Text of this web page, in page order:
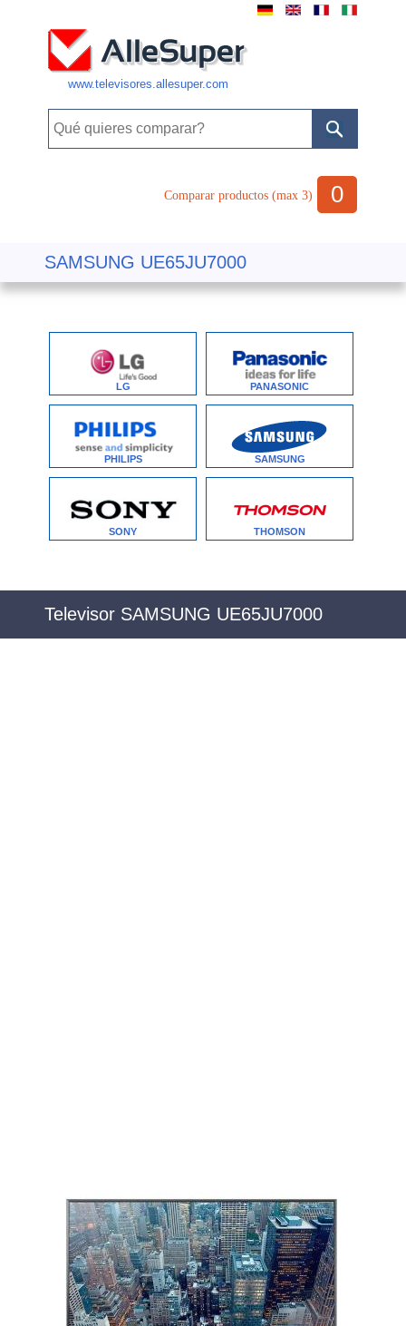
www.televisores.allesuper.com
Comparar productos (max 3) 0
SAMSUNG UE65JU7000
LG PANASONIC
PHILIPS SAMSUNG
SONY THOMSON
Televisor SAMSUNG UE65JU7000